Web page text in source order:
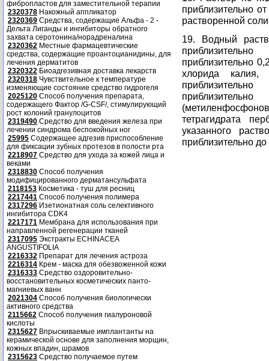
фибропластов для заместительной терапии
2320378 Накожный аппликатор
2320369 Средства, содержащие Альфа - 2 -
Дельта Лиганды и ингибиторы обратного
захвата серотонина/норадреналина
2320362 Местные фармацевтические
средства, содержащие проантоцианидины, для
лечения дерматитов
2320322 Биоадгезивная доставка лекарств
2320318 Чувствительное к температуре
изменяющие состояние средство гидрогеля
2025120 Способ получения препарата,
содержащего Фактор /G-CSF/, стимулирующий
рост колоний гранулоцитов
2319490 Средство для введения железа при
лечении синдрома беспокойных ног
25995 Содержащее адгезив приспособление
для фиксации зубных протезов в полости рта
2218907 Средство для ухода за кожей лица и
веками
2318830 Способ получения
модифицированного дерматансульфата
2118153 Косметика - туш для ресниц
2217441 Способ получения полимера
2317296 Изетионатная соль селективного
ингибитора CDK4
2217171 Мембрана для использования при
направленной регенерации тканей
2317095 Экстракты ECHINACEA
ANGUSTIFOLIA
2216332 Препарат для лечения астроза
2216314 Крем - маска для обезвоженной кожи
2316333 Средство оздоровительно-
восстановительных косметических панто-
магниевых ванн
2021304 Способ получения биологически
активного средства
2115662 Способ получения гиалуроновой
кислоты
2315627 Впрыскиваемые имплантанты на
керамической основе для заполнения морщин,
кожных впадин, шрамов
2315623 Средство получаемое путем
приблизительно
растворенной
19. Водный
приблизительно
хлорида калия,
тетрагидрата
указанного
приблизительно до